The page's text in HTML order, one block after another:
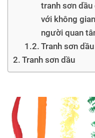
tranh sơn
với không
người quan
Tranh sơn dầu
Tranh sơn dầu